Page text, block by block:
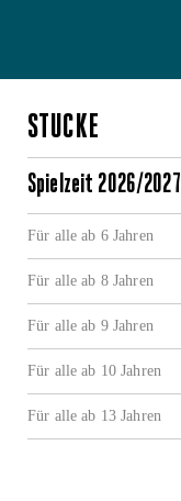
STÜCKE
Spielzeit 2026/2027
Für alle ab 6 Jahren
Für alle ab 8 Jahren
Für alle ab 9 Jahren
Für alle ab 10 Jahren
Für alle ab 13 Jahren